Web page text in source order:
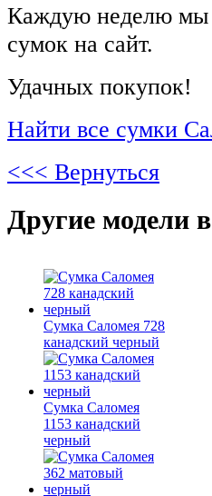
Каждую неделю мы
сумок на сайт.
Удачных покупок!
Найти все сумки
<<< Вернуться
Другие модели
Сумка Саломея 728
канадский черный
Сумка Саломея
1153 канадский
черный